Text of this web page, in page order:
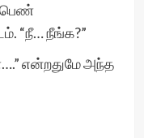
பெண்
“நீ… நீங்க?”
என்றதுமே அந்த